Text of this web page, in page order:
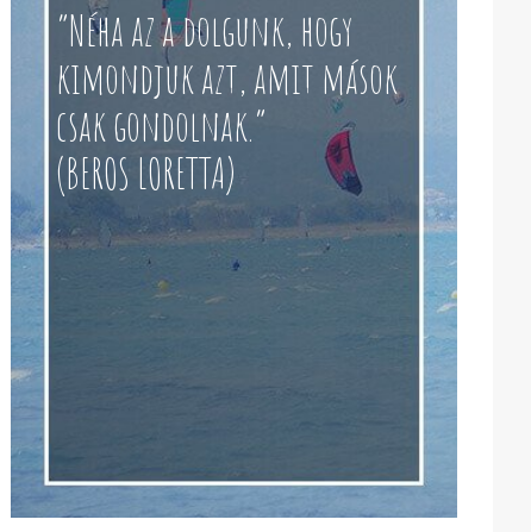
“Néha az a dolgunk, hogy
kimondjuk azt, amit mások
csak gondolnak.”
(BEROS LORETTA)